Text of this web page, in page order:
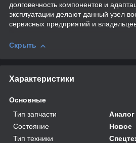
долговечность компонентов и
эксплуатации делают данный узел
сервисных предприятий и
Скрыть
Характеристики
Основные
Тип запчасти
Аналог
Состояние
Новое
Тип техники